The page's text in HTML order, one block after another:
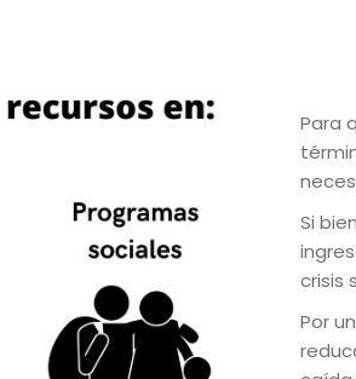
Para
Si
crisis
Por